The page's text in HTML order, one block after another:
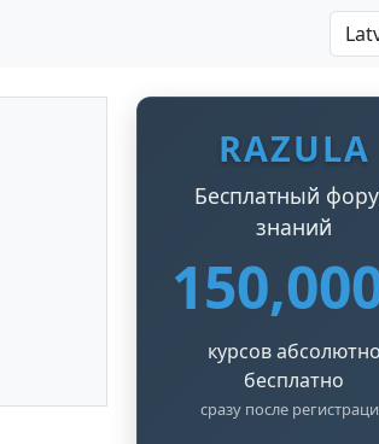
RAZULA
Бесплатный
знаний
курсов абсолютно
бесплатно
сразу после